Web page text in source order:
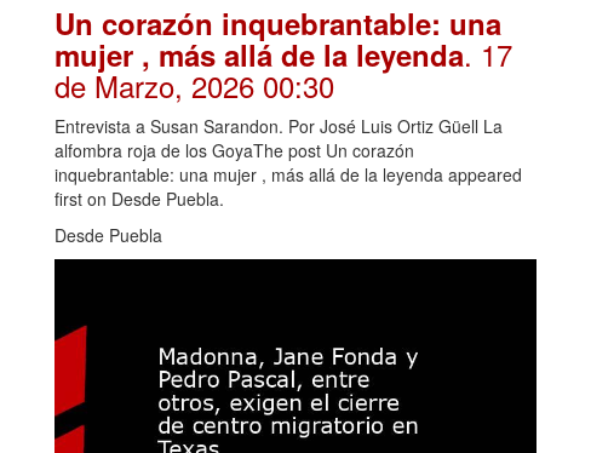
Un corazón inquebrantable: una
mujer , más allá de la leyenda. 17
de Marzo, 2026 00:30
Entrevista a Susan Sarandon. Por José Luis Ortiz Güell La
alfombra roja de los GoyaThe post Un corazón
inquebrantable: una mujer , más allá de la leyenda appeared
first on Desde Puebla.
Desde Puebla